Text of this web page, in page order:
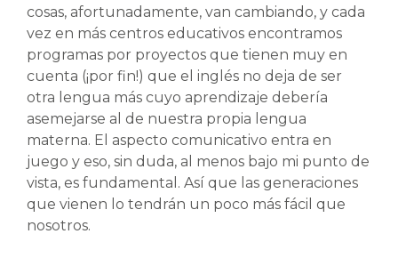
cosas, afortunadamente, van cambiando, y cada
vez en más centros educativos encontramos
programas por proyectos que tienen muy en
cuenta (¡por fin!) que el inglés no deja de ser
otra lengua más cuyo aprendizaje debería
asemejarse al de nuestra propia lengua
materna. El aspecto comunicativo entra en
juego y eso, sin duda, al menos bajo mi punto de
vista, es fundamental. Así que las generaciones
que vienen lo tendrán un poco más fácil que
nosotros.